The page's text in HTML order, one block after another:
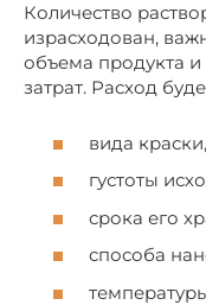
Количество
израсходован,
объема продукта
затрат. Расход
вида
густоты
срока его
способа